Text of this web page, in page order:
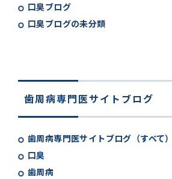
口臭ブログ
口臭ブログの未分類
歯周病専門医サイトブログ
歯周病専門医サイトブログ（すべて）
口臭
歯周病